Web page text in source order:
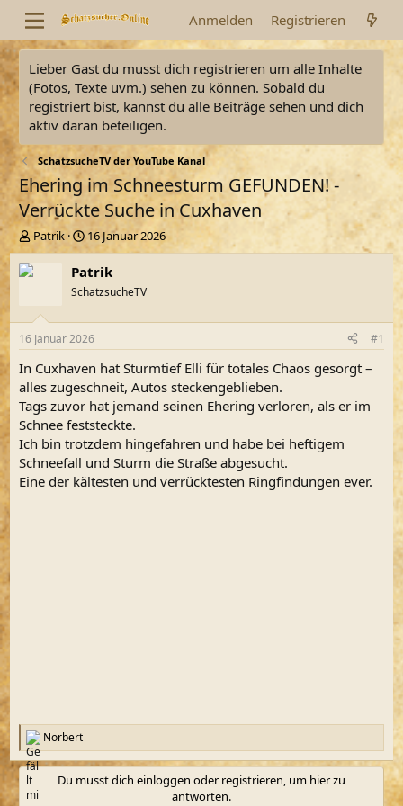
Anmelden Registrieren
Lieber Gast du musst dich registrieren um alle Inhalte
(Fotos, Texte uvm.) sehen zu können. Sobald du
registriert bist, kannst du alle Beiträge sehen und dich
aktiv daran beteiligen.
SchatzsucheTV der YouTube Kanal
Ehering im Schneesturm GEFUNDEN! -
Verrückte Suche in Cuxhaven
E
r
s
l
e
r
Patrik
E
r
s
e
l
t
a
m
16 Januar 2026
Patrik
SchatzsucheTV
16 Januar 2026 #1
In Cuxhaven hat Sturmtief Elli für totales Chaos gesorgt –
alles zugeschneit, Autos steckengeblieben.
Tags zuvor hat jemand seinen Ehering verloren, als er im
Schnee feststeckte.
Ich bin trotzdem hingefahren und habe bei heftigem
Schneefall und Sturm die Straße abgesucht.
Eine der kältesten und verrücktesten Ringfindungen ever.
R
e
a
k
t
Norbert
Du musst dich einloggen oder registrieren, um hier zu
antworten.